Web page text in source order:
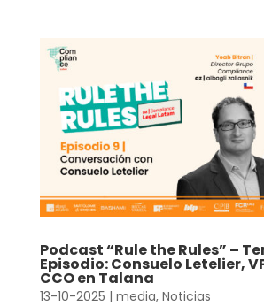
Podcast “Rule the Rules” –
Episodio: Consuelo Letelier,
CCO en Talana
13-10-2025 | media, Noticias